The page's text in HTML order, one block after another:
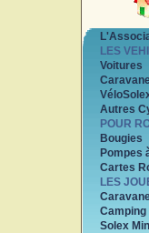
LES
Voitures
Autres
POUR
Bougies
Pompes
Cartes
LES
Camping
Solex